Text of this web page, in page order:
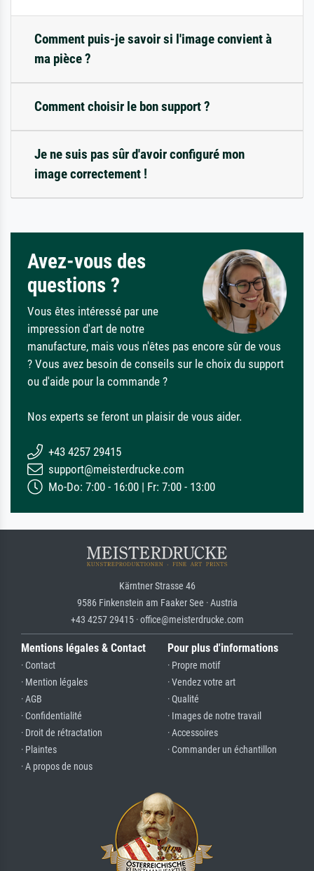
Comment puis-je savoir si l'image convient à
ma pièce ?
Comment choisir le bon support ?
Je ne suis pas sûr d'avoir configuré mon
image correctement !
Avez-vous des
questions ?
Vous êtes intéressé par une
impression d'art de notre
manufacture, mais vous n'êtes pas encore sûr de vous
? Vous avez besoin de conseils sur le choix du support
ou d'aide pour la commande ?
Nos experts se feront un plaisir de vous aider.
+43 4257 29415
support@meisterdrucke.com
Mo-Do: 7:00 - 16:00 | Fr: 7:00 - 13:00
Kärntner Strasse 46
9586 Finkenstein am Faaker See · Austria
+43 4257 29415 · office@meisterdrucke.com
Mentions légales & Contact
· Contact
· Mention légales
· AGB
· Confidentialité
· Droit de rétractation
· Plaintes
· A propos de nous
Pour plus d'informations
· Propre motif
· Vendez votre art
· Qualité
· Images de notre travail
· Accessoires
· Commander un échantillon